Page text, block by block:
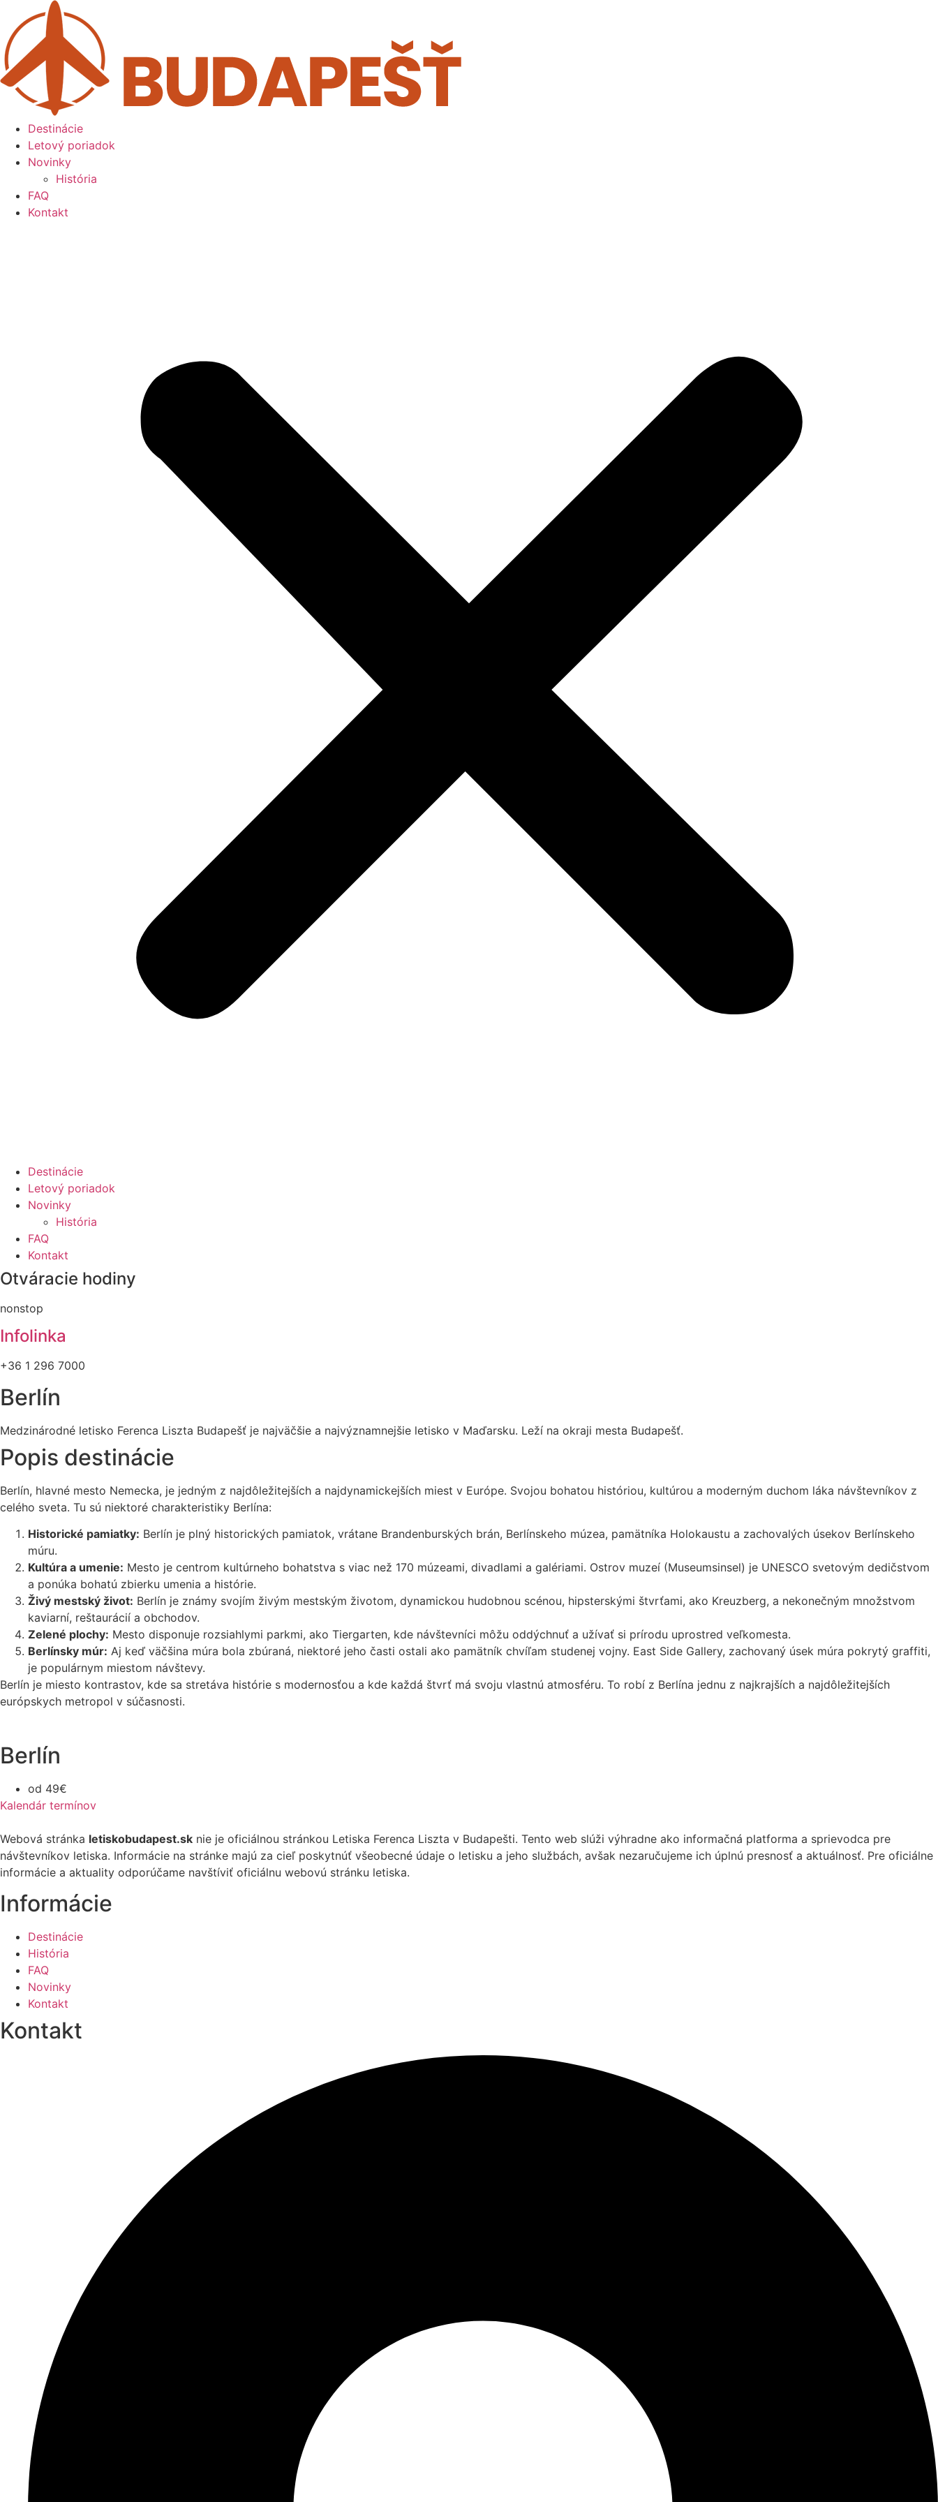
Preskočiť
obsah
Destinácie
Letový poriadok
Novinky
História
FAQ
Kontakt
Destinácie
Letový poriadok
Novinky
História
FAQ
Kontakt
Otváracie hodiny
nonstop
Infolinka
+36 1 296 7000
Berlín
Medzinárodné letisko Ferenca Liszta Budapešť je najväčšie a najvýznamnejšie letisko v Maďarsku. Leží na okraji mesta Budapešť.
Popis destinácie
Berlín, hlavné mesto Nemecka, je jedným z najdôležitejších a najdynamickejších miest v Európe. Svojou bohatou históriou, kultúrou a moderným duchom láka návštevníkov z
celého sveta. Tu sú niektoré charakteristiky Berlína:
Historické pamiatky: Berlín je plný historických pamiatok, vrátane Brandenburských brán, Berlínskeho múzea, pamätníka Holokaustu a zachovalých úsekov Berlínskeho
múru.
Kultúra a umenie: Mesto je centrom kultúrneho bohatstva s viac než 170 múzeami, divadlami a galériami. Ostrov muzeí (Museumsinsel) je UNESCO svetovým dedičstvom
a ponúka bohatú zbierku umenia a histórie.
Živý mestský život: Berlín je známy svojím živým mestským životom, dynamickou hudobnou scénou, hipsterskými štvrťami, ako Kreuzberg, a nekonečným množstvom
kaviarní, reštaurácií a obchodov.
Zelené plochy: Mesto disponuje rozsiahlymi parkmi, ako Tiergarten, kde návštevníci môžu oddýchnuť a užívať si prírodu uprostred veľkomesta.
Berlínsky múr: Aj keď väčšina múra bola zbúraná, niektoré jeho časti ostali ako pamätník chvíľam studenej vojny. East Side Gallery, zachovaný úsek múra pokrytý graffiti,
je populárnym miestom návštevy.
Berlín je miesto kontrastov, kde sa stretáva histórie s modernosťou a kde každá štvrť má svoju vlastnú atmosféru. To robí z Berlína jednu z najkrajších a najdôležitejších
európskych metropol v súčasnosti.
Berlín
od 49€
Kalendár termínov
Webová stránka letiskobudapest.sk nie je oficiálnou stránkou Letiska Ferenca Liszta v Budapešti. Tento web slúži výhradne ako informačná platforma a sprievodca pre
návštevníkov letiska. Informácie na stránke majú za cieľ poskytnúť všeobecné údaje o letisku a jeho službách, avšak nezaručujeme ich úplnú presnosť a aktuálnosť. Pre oficiálne
informácie a aktuality odporúčame navštíviť oficiálnu webovú stránku letiska.
Informácie
Destinácie
História
FAQ
Novinky
Kontakt
Kontakt